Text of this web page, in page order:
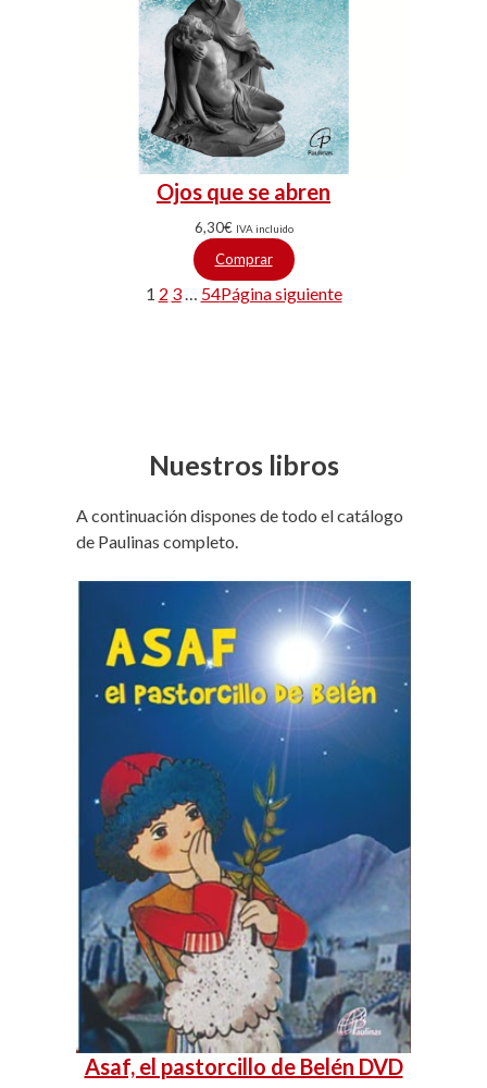
Ojos que se abren
6,30€ IVA incluido
Comprar
1 2 3… 54Página siguiente
Nuestros libros
A continuación dispones de todo el catálogo
de Paulinas completo.
Asaf, el pastorcillo de Belén DVD